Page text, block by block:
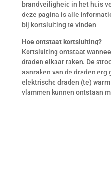
brandveiligheid in het huis
deze pagina is alle
bij kortsluiting te vinden.
Hoe ontstaat kortsluiting?
Kortsluiting ontstaat
draden elkaar raken. De
aanraken van de draden erg
elektrische draden (te)
vlammen kunnen ontstaan